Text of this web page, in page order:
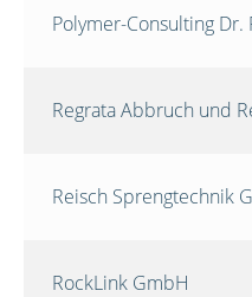
Polymer-Consulting Dr.
Regrata Abbruch und
Reisch Sprengtechnik
RockLink GmbH